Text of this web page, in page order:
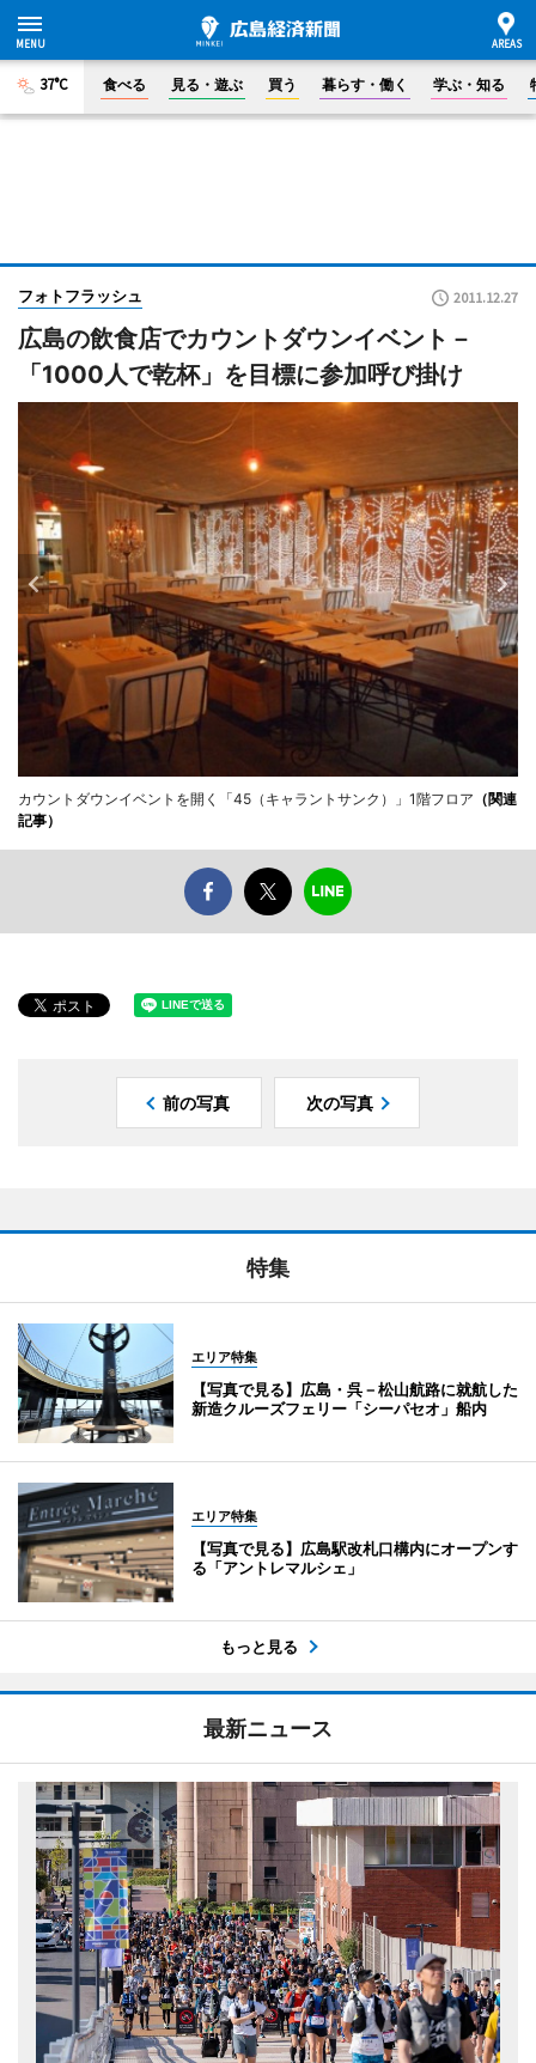
37°C 食べる 見る・遊ぶ 買う 暮らす・働く 学ぶ・知る
フォトフラッシュ 2011.12.27
広島の飲食店でカウントダウンイベント－
「1000人で乾杯」を目標に参加呼び掛け
カウントダウンイベントを開く「45（キャラントサンク）」1階フロア （関連
記事）
前の写真 次の写真
特集
エリア特集
【写真で見る】広島・呉－松山航路に就航した
新造クルーズフェリー「シーパセオ」船内
エリア特集
【写真で見る】広島駅改札口構内にオープンす
る「アントレマルシェ」
もっと見る
最新ニュース